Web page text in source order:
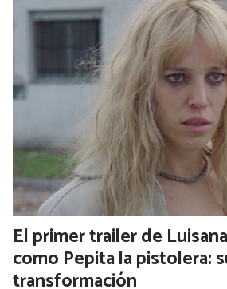
El primer trailer de
como Pepita la pistolera:
transformación